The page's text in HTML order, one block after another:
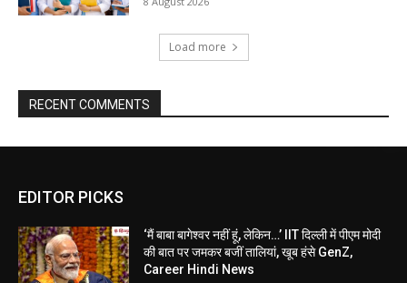
Load more
RECENT COMMENTS
EDITOR PICKS
‘मैं बाबा बागेश्वर नहीं हूं, लेकिन…’ IIT दिल्ली में पीएम मोदी
की बात पर जमकर बजीं तालियां, खूब हंसे GenZ,
Career Hindi News